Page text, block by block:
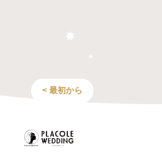
< 最初から